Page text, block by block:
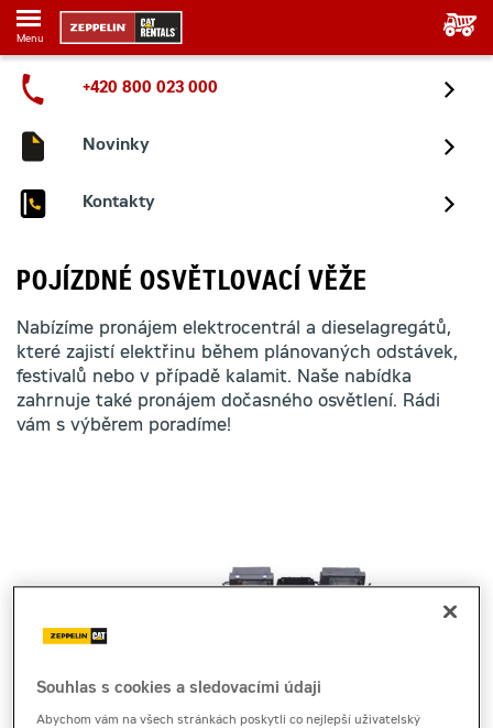
Menu
+420 800 023 000
Novinky
Kontakty
POJÍZDNÉ OSVĚTLOVACÍ VĚŽE
Nabízíme pronájem elektrocentrál a dieselagregátů,
které zajistí elektřinu během plánovaných odstávek,
festivalů nebo v případě kalamit. Naše nabídka
zahrnuje také pronájem dočasného osvětlení. Rádi
vám s výběrem poradíme!
Souhlas s cookies a sledovacími údaji
Abychom vám na všech stránkách poskytli co nejlepší uživatelský